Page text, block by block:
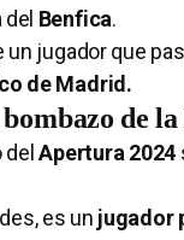
Benfica.
jugador que
de Madrid.
de
Apertura 2024
es un jugador